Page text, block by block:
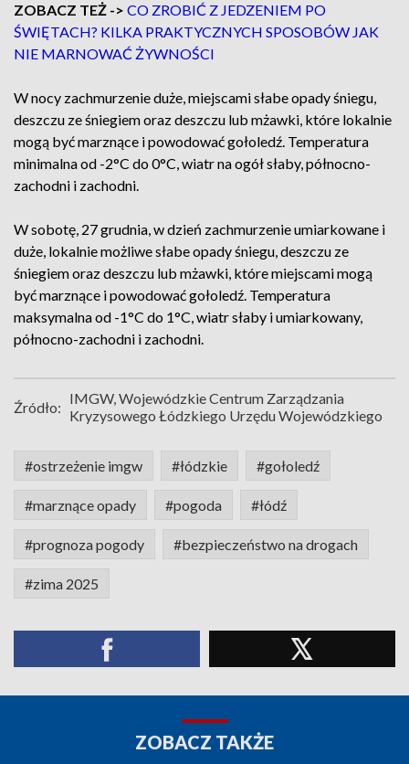
ZOBACZ TEŻ -> CO ZROBIĆ Z JEDZENIEM PO
ŚWIĘTACH? KILKA PRAKTYCZNYCH SPOSOBÓW JAK
NIE MARNOWAĆ ŻYWNOŚCI
W nocy zachmurzenie duże, miejscami słabe opady śniegu,
deszczu ze śniegiem oraz deszczu lub mżawki, które lokalnie
mogą być marznące i powodować gołoledź. Temperatura
minimalna od -2°C do 0°C, wiatr na ogół słaby, północno-
zachodni i zachodni.
W sobotę, 27 grudnia, w dzień zachmurzenie umiarkowane i
duże, lokalnie możliwe słabe opady śniegu, deszczu ze
śniegiem oraz deszczu lub mżawki, które miejscami mogą
być marznące i powodować gołoledź. Temperatura
maksymalna od -1°C do 1°C, wiatr słaby i umiarkowany,
północno-zachodni i zachodni.
Źródło: IMGW, Wojewódzkie Centrum Zarządzania
Kryzysowego Łódzkiego Urzędu Wojewódzkiego
#ostrzeżenie imgw #łódzkie #gołoledź
#marznące opady #pogoda #łódź
#prognoza pogody #bezpieczeństwo na drogach
#zima 2025
ZOBACZ TAKŻE